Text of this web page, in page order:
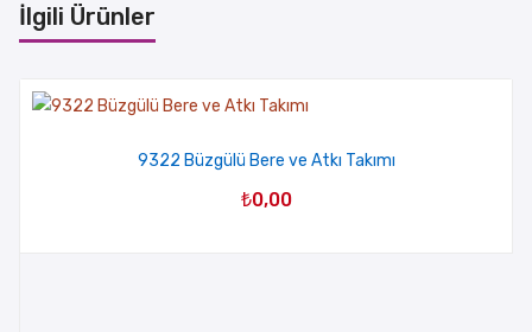
İlgili Ürünler
9322 Büzgülü Bere ve Atkı Takımı
₺0,00